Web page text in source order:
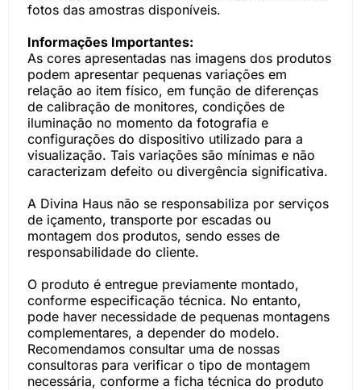
fotos das amostras disponíveis.
Informações Importantes:
As cores apresentadas nas imagens dos produtos
podem apresentar pequenas variações em
relação ao item físico, em função de diferenças
de calibração de monitores, condições de
iluminação no momento da fotografia e
configurações do dispositivo utilizado para a
visualização. Tais variações são mínimas e não
caracterizam defeito ou divergência significativa.
A Divina Haus não se responsabiliza por serviços
de içamento, transporte por escadas ou
montagem dos produtos, sendo esses de
responsabilidade do cliente.
O produto é entregue previamente montado,
conforme especificação técnica. No entanto,
pode haver necessidade de pequenas montagens
complementares, a depender do modelo.
Recomendamos consultar uma de nossas
consultoras para verificar o tipo de montagem
necessária, conforme a ficha técnica do produto